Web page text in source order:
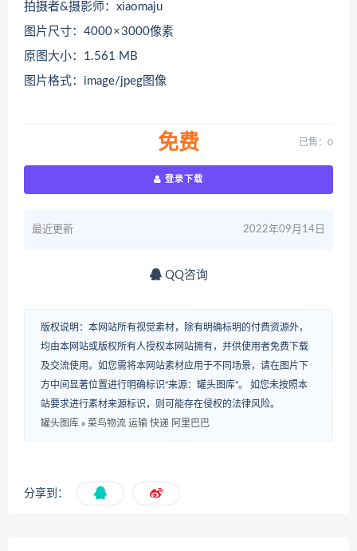
拍摄者&摄影师：xiaomaju
图片尺寸：4000 × 3000像素
原图大小：1.561 MB
图片格式：image/jpeg图像
免费 已售：0
登录下载
最近更新 2022年09月14日
QQ咨询
版权说明：本网站所有视觉素材，除有明确标明的付费资源外，
均由本网站或版权所有人授权本网站拥有，并供使用者免费下载
及交流使用。如您需将本网站素材应用于不同场景，请在图片下
方中间显著位置进行明确标识“来源：罐头图库”。 如您未按照本
站要求进行素材来源标识，则可能存在侵权的法律风险。
罐头图库 » 菜鸟物流 运输 快递 阿里巴巴
分享到：